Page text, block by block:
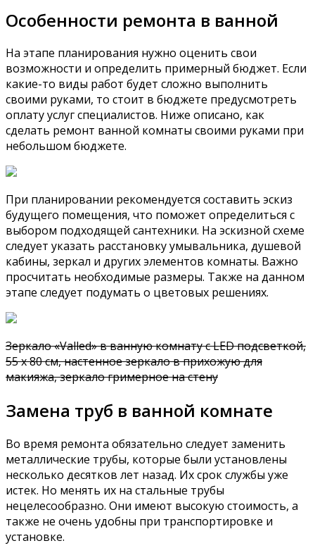
Особенности ремонта в ванной
На этапе планирования нужно оценить свои
возможности и определить примерный бюджет. Если
какие-то виды работ будет сложно выполнить
своими руками, то стоит в бюджете предусмотреть
оплату услуг специалистов. Ниже описано, как
сделать ремонт ванной комнаты своими руками при
небольшом бюджете.
При планировании рекомендуется составить эскиз
будущего помещения, что поможет определиться с
выбором подходящей сантехники. На эскизной схеме
следует указать расстановку умывальника, душевой
кабины, зеркал и других элементов комнаты. Важно
просчитать необходимые размеры. Также на данном
этапе следует подумать о цветовых решениях.
Зеркало «Valled» в ванную комнату с LED подсветкой,
55 х 80 см, настенное зеркало в прихожую для
макияжа, зеркало гримерное на стену
Замена труб в ванной комнате
Во время ремонта обязательно следует заменить
металлические трубы, которые были установлены
несколько десятков лет назад. Их срок службы уже
истек. Но менять их на стальные трубы
нецелесообразно. Они имеют высокую стоимость, а
также не очень удобны при транспортировке и
установке.